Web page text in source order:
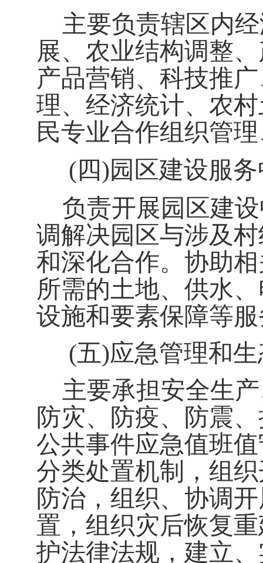
主要负责辖区内
展、农业结构调整
产品营销、科技推
理、经济统计、农
民专业合作组织管
(四)园区建设服
负责开展园区建
调解决园区与涉及
和深化合作。协助
所需的土地、供水
设施和要素保障等
(五)应急管理和
主要承担安全生
防灾、防疫、防震
公共事件应急值班
分类处置机制，组
防治，组织、协调
置，组织灾后恢复
护法律法规，建立